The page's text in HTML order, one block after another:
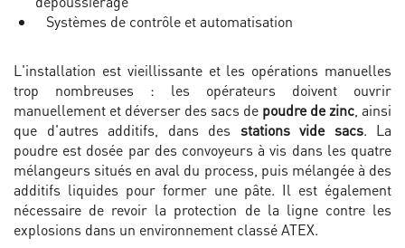
Systèmes de contrôle et automatisation
L'installation est vieillissante et les opérations manuelles
trop nombreuses : les opérateurs doivent ouvrir
manuellement et déverser des sacs de poudre de zinc , ainsi
que d'autres additifs, dans des stations vide sacs. La
poudre est dosée par des convoyeurs à vis dans les quatre
mélangeurs situés en aval du process, puis mélangée à des
additifs liquides pour former une pâte. Il est également
nécessaire de revoir la protection de la ligne contre les
explosions dans un environnement classé ATEX.